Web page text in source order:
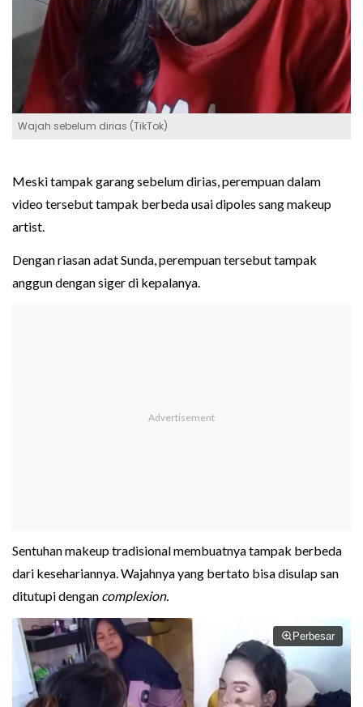
Wajah sebelum dirias (TikTok)
Meski tampak garang sebelum dirias, perempuan dalam
video tersebut tampak berbeda usai dipoles sang makeup
artist.
Dengan riasan adat Sunda, perempuan tersebut tampak
anggun dengan siger di kepalanya.
Sentuhan makeup tradisional membuatnya tampak berbeda
dari kesehariannya. Wajahnya yang bertato bisa disulap san
ditutupi dengan complexion.
Perbesar